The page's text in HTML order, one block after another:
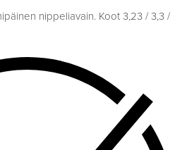
nippeliavain. Koot 3,23 / 3,3 /